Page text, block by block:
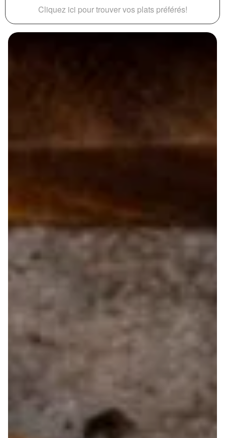
Cliquez ici pour trouver vos plats préférés!